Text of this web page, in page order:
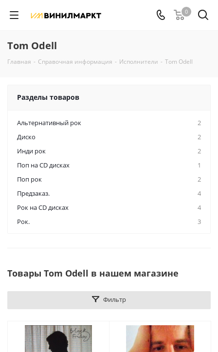
0
Tom Odell
Главная - Справочная информация - Исполнители - Tom Odell
Разделы товаров
Альтернативный рок
2
Диско
2
Инди рок
2
Поп на CD дисках
1
Поп рок
2
Предзаказ.
4
Рок на CD дисках
4
Рок.
3
Товары Tom Odell в нашем магазине
Фильтр